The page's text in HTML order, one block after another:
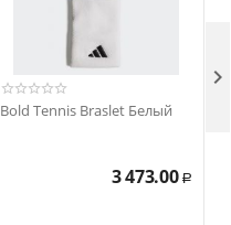
Bold Tennis Braslet Белый
3 473.00 Р
